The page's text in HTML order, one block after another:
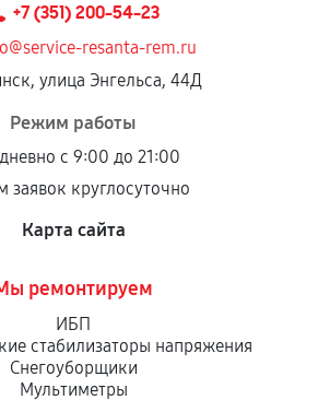
+7 (351) 200-54-23
resanta-rem.ru
улица Энгельса, 44Д
Режим работы
с 9:00 до 21:00
заявок круглосуточно
Карта сайта
ремонтируем
ИБП
стабилизаторы напряжения
Снегоуборщики
Мультиметры